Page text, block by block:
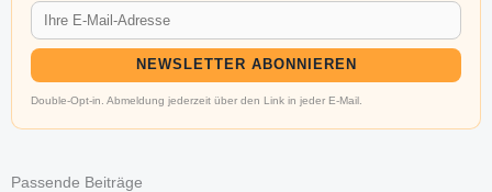
NEWSLETTER ABONNIEREN
Double-Opt-in. Abmeldung jederzeit über den Link in jeder E-Mail.
Passende Beiträge